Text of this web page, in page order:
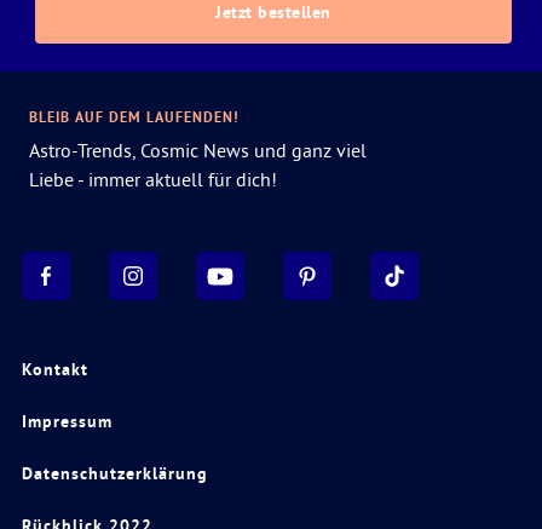
Jetzt bestellen
Kontakt
Impressum
Datenschutzerklärung
BLEIB AUF DEM LAUFENDEN!
Astro-Trends, Cosmic News und ganz viel
Liebe - immer aktuell für dich!